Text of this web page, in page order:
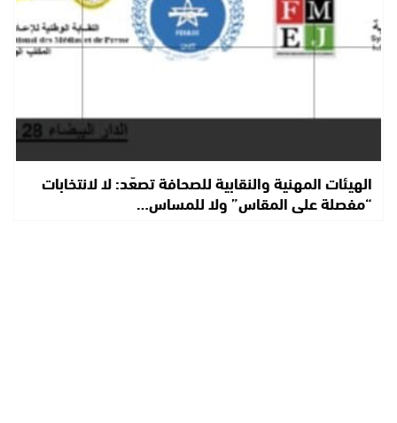
الهيئات المهنية والنقابية للصحافة تصعّد: لا لانتخابات
“مفصلة على المقاس” ولا للمساس…